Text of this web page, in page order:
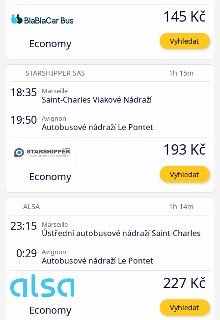
Economy
145 Kč
Vyhledat
STARSHIPPER SAS 1h 15m
18:35 Marseille
Saint-Charles Vlakové Nádraží
19:50 Avignon
Autobusové nádraží Le Pontet
Economy
193 Kč
Vyhledat
ALSA 1h 14m
23:15 Marseille
Ústřední autobusové nádraží Saint-Charles
0:29 Avignon
Autobusové nádraží Le Pontet
Economy
227 Kč
Vyhledat